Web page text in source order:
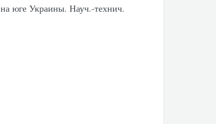
юге Украины. Науч.-технич.